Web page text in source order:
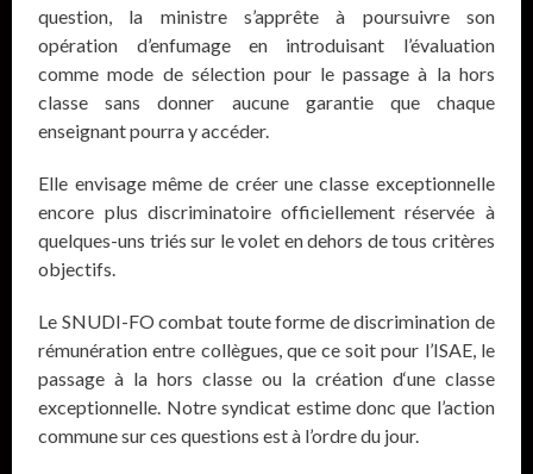
question, la ministre s’apprête à poursuivre son
opération d’enfumage en introduisant l’évaluation
comme mode de sélection pour le passage à la hors
classe sans donner aucune garantie que chaque
enseignant pourra y accéder.
Elle envisage même de créer une classe exceptionnelle
encore plus discriminatoire officiellement réservée à
quelques-uns triés sur le volet en dehors de tous critères
objectifs.
Le SNUDI-FO combat toute forme de discrimination de
rémunération entre collègues, que ce soit pour l’ISAE, le
passage à la hors classe ou la création d‘une classe
exceptionnelle. Notre syndicat estime donc que l’action
commune sur ces questions est à l’ordre du jour.